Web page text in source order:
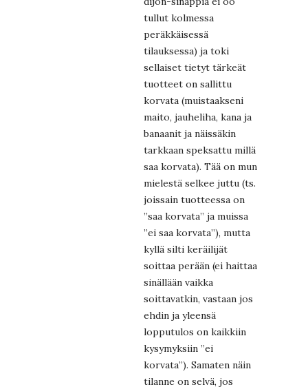
tullut kolmessa
peräkkäisessä
tilauksessa) ja toki
sellaiset tietyt tärkeät
tuotteet on sallittu
korvata (muistaakseni
maito, jauheliha, kana ja
banaanit ja näissäkin
tarkkaan speksattu millä
saa korvata). Tää on mun
mielestä selkee juttu (ts.
joissain tuotteessa on
”saa korvata” ja muissa
”ei saa korvata”), mutta
kyllä silti keräilijät
soittaa perään (ei haittaa
sinällään vaikka
soittavatkin, vastaan jos
ehdin ja yleensä
lopputulos on kaikkiin
kysymyksiin ”ei
korvata”). Samaten näin
tilanne on selvä, jos